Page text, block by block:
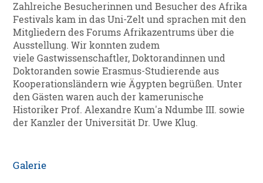
Zahlreiche Besucherinnen und Besucher des Afrika
Festivals kam in das Uni-Zelt und sprachen mit den
Mitgliedern des Forums Afrikazentrums über die
Ausstellung. Wir konnten zudem
viele Gastwissenschaftler, Doktorandinnen und
Doktoranden sowie Erasmus-Studierende aus
Kooperationsländern wie Ägypten begrüßen. Unter
den Gästen waren auch der kamerunische
Historiker Prof. Alexandre Kum'a Ndumbe III. sowie
der Kanzler der Universität Dr. Uwe Klug.
Galerie